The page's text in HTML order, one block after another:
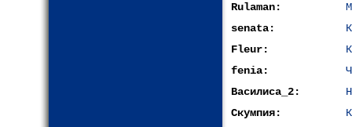
Rulaman:
senata:
Fleur:
fenia:
Василиса_2:
Скумпия: